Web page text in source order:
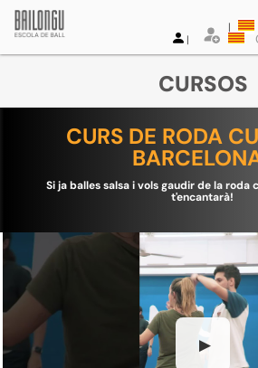
CURSOS
CURS DE RODA
Si ja balles salsa i vols gaudir de la roda
t'encantarà!
▶